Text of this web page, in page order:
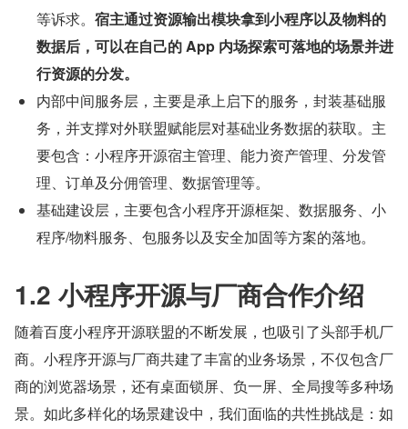
等诉求。 宿主通过资源输出模块拿到小程序以及物料的
数据后，可以在自己的 App 内场探索可落地的场景并进
行资源的分发。
内部中间服务层，主要是承上启下的服务，封装基础服
务，并支撑对外联盟赋能层对基础业务数据的获取。主
要包含：小程序开源宿主管理、能力资产管理、分发管
理、订单及分佣管理、数据管理等。
基础建设层，主要包含小程序开源框架、数据服务、小
程序/物料服务、包服务以及安全加固等方案的落地。
1.2 小程序开源与厂商合作介绍
随着百度小程序开源联盟的不断发展，也吸引了头部手机厂
商。小程序开源与厂商共建了丰富的业务场景，不仅包含厂
商的浏览器场景，还有桌面锁屏、负一屏、全局搜等多种场
景。如此多样化的场景建设中，我们面临的共性挑战是：如